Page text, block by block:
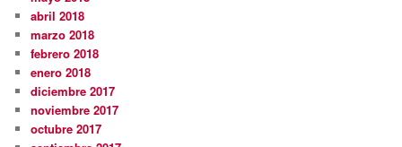
abril 2018
marzo 2018
febrero 2018
enero 2018
diciembre 2017
noviembre 2017
octubre 2017